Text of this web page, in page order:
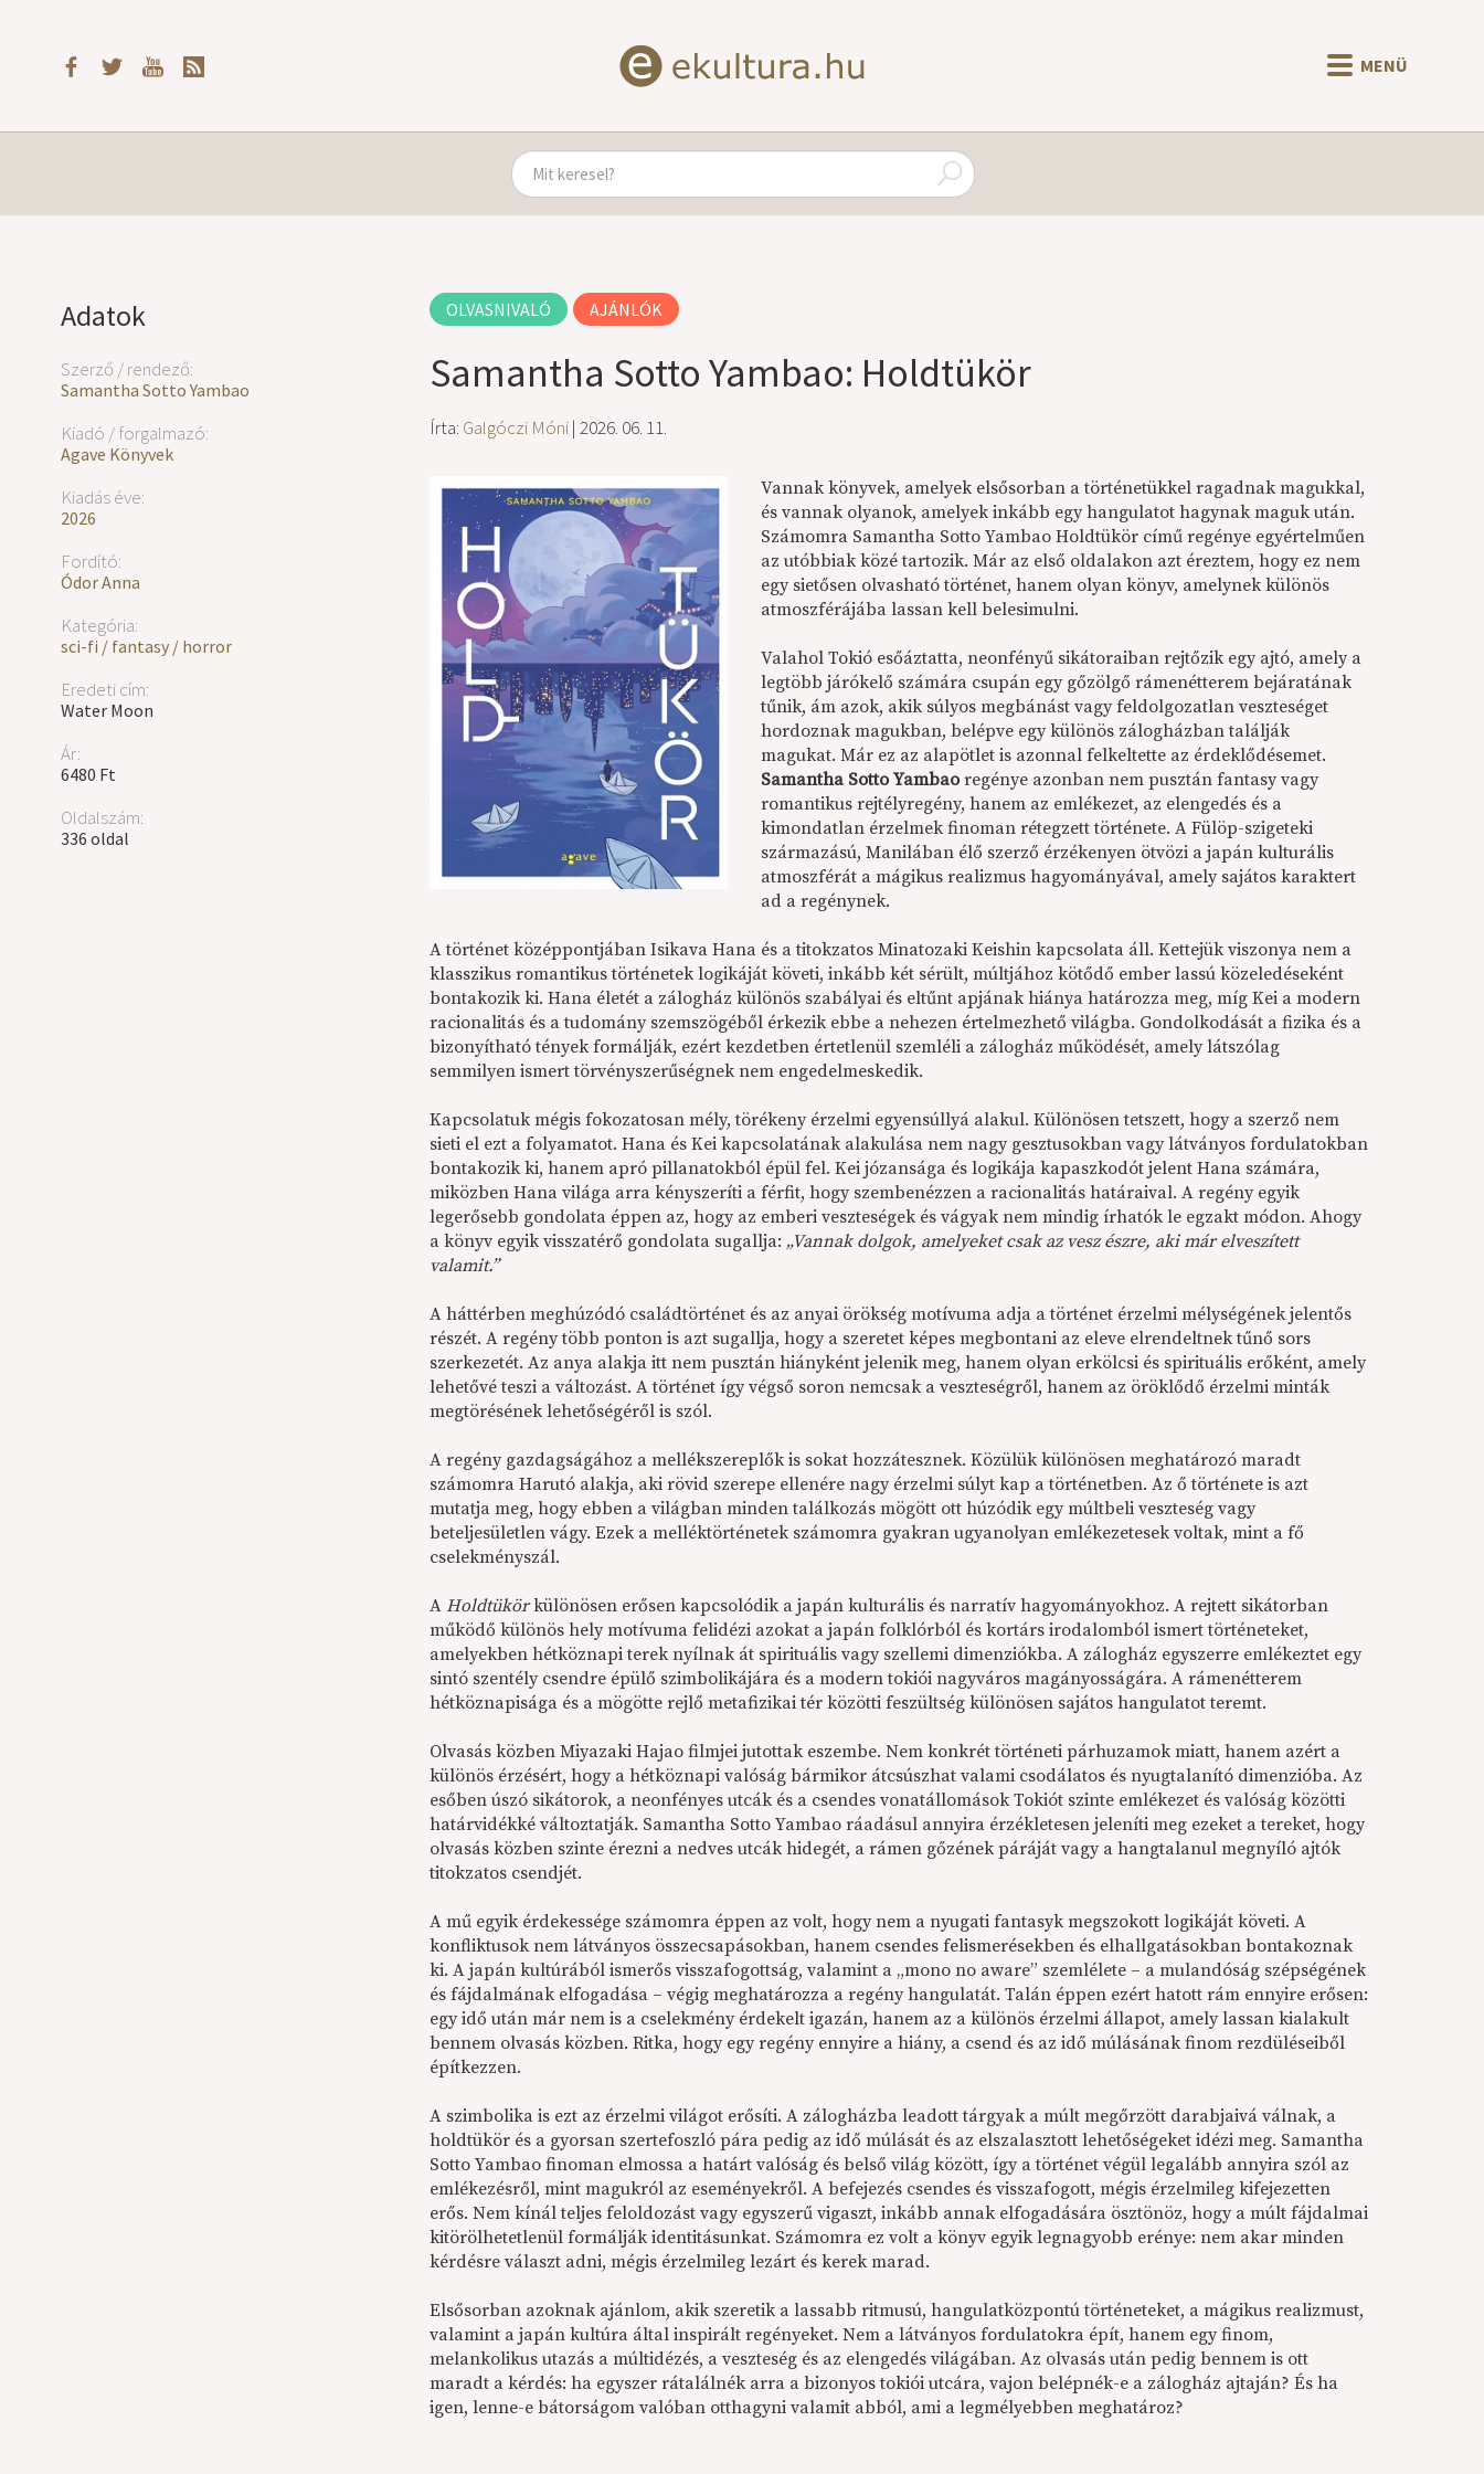
MENÜ
Adatok
Szerző / rendező:
Samantha Sotto Yambao
Kiadó / forgalmazó:
Agave Könyvek
Kiadás éve:
2026
Fordító:
Ódor Anna
Kategória:
sci-fi / fantasy / horror
Eredeti cím:
Water Moon
Ár:
6480 Ft
Oldalszám:
336 oldal
OLVASNIVALÓ AJÁNLÓK
Samantha Sotto Yambao: Holdtükör
Írta: Galgóczi Móni| 2026. 06. 11.
Vannak könyvek, amelyek elsősorban a történetükkel ragadnak magukkal,
és vannak olyanok, amelyek inkább egy hangulatot hagynak maguk után.
Számomra Samantha Sotto Yambao Holdtükör című regénye egyértelműen
az utóbbiak közé tartozik. Már az első oldalakon azt éreztem, hogy ez nem
egy sietősen olvasható történet, hanem olyan könyv, amelynek különös
atmoszférájába lassan kell belesimulni.
Valahol Tokió esőáztatta, neonfényű sikátoraiban rejtőzik egy ajtó, amely a
legtöbb járókelő számára csupán egy gőzölgő rámenétterem bejáratának
tűnik, ám azok, akik súlyos megbánást vagy feldolgozatlan veszteséget
hordoznak magukban, belépve egy különös zálogházban találják
magukat. Már ez az alapötlet is azonnal felkeltette az érdeklődésemet.
Samantha Sotto Yambaoregénye azonban nem pusztán fantasy vagy
romantikus rejtélyregény, hanem az emlékezet, az elengedés és a
kimondatlan érzelmek finoman rétegzett története. A Fülöp-szigeteki
származású, Manilában élő szerző érzékenyen ötvözi a japán kulturális
atmoszférát a mágikus realizmus hagyományával, amely sajátos karaktert
ad a regénynek.
A történet középpontjában Isikava Hana és a titokzatos Minatozaki Keishin kapcsolata áll. Kettejük viszonya nem a
klasszikus romantikus történetek logikáját követi, inkább két sérült, múltjához kötődő ember lassú közeledéseként
bontakozik ki. Hana életét a zálogház különös szabályai és eltűnt apjának hiánya határozza meg, míg Kei a modern
racionalitás és a tudomány szemszögéből érkezik ebbe a nehezen értelmezhető világba. Gondolkodását a fizika és a
bizonyítható tények formálják, ezért kezdetben értetlenül szemléli a zálogház működését, amely látszólag
semmilyen ismert törvényszerűségnek nem engedelmeskedik.
Kapcsolatuk mégis fokozatosan mély, törékeny érzelmi egyensúllyá alakul. Különösen tetszett, hogy a szerző nem
sieti el ezt a folyamatot. Hana és Kei kapcsolatának alakulása nem nagy gesztusokban vagy látványos fordulatokban
bontakozik ki, hanem apró pillanatokból épül fel. Kei józansága és logikája kapaszkodót jelent Hana számára,
miközben Hana világa arra kényszeríti a férfit, hogy szembenézzen a racionalitás határaival. A regény egyik
legerősebb gondolata éppen az, hogy az emberi veszteségek és vágyak nem mindig írhatók le egzakt módon. Ahogy
a könyv egyik visszatérő gondolata sugallja: „Vannak dolgok, amelyeket csak az vesz észre, aki már elveszített
valamit.”
A háttérben meghúzódó családtörténet és az anyai örökség motívuma adja a történet érzelmi mélységének jelentős
részét. A regény több ponton is azt sugallja, hogy a szeretet képes megbontani az eleve elrendeltnek tűnő sors
szerkezetét. Az anya alakja itt nem pusztán hiányként jelenik meg, hanem olyan erkölcsi és spirituális erőként, amely
lehetővé teszi a változást. A történet így végső soron nemcsak a veszteségről, hanem az öröklődő érzelmi minták
megtörésének lehetőségéről is szól.
A regény gazdagságához a mellékszereplők is sokat hozzátesznek. Közülük különösen meghatározó maradt
számomra Harutó alakja, aki rövid szerepe ellenére nagy érzelmi súlyt kap a történetben. Az ő története is azt
mutatja meg, hogy ebben a világban minden találkozás mögött ott húzódik egy múltbeli veszteség vagy
beteljesületlen vágy. Ezek a melléktörténetek számomra gyakran ugyanolyan emlékezetesek voltak, mint a fő
cselekményszál.
AHoldtükörkülönösen erősen kapcsolódik a japán kulturális és narratív hagyományokhoz. A rejtett sikátorban
működő különös hely motívuma felidézi azokat a japán folklórból és kortárs irodalomból ismert történeteket,
amelyekben hétköznapi terek nyílnak át spirituális vagy szellemi dimenziókba. A zálogház egyszerre emlékeztet egy
sintó szentély csendre épülő szimbolikájára és a modern tokiói nagyváros magányosságára. A rámenétterem
hétköznapisága és a mögötte rejlő metafizikai tér közötti feszültség különösen sajátos hangulatot teremt.
Olvasás közben Miyazaki Hajao filmjei jutottak eszembe. Nem konkrét történeti párhuzamok miatt, hanem azért a
különös érzésért, hogy a hétköznapi valóság bármikor átcsúszhat valami csodálatos és nyugtalanító dimenzióba. Az
esőben úszó sikátorok, a neonfényes utcák és a csendes vonatállomások Tokiót szinte emlékezet és valóság közötti
határvidékké változtatják. Samantha Sotto Yambao ráadásul annyira érzékletesen jeleníti meg ezeket a tereket, hogy
olvasás közben szinte érezni a nedves utcák hidegét, a rámen gőzének páráját vagy a hangtalanul megnyíló ajtók
titokzatos csendjét.
A mű egyik érdekessége számomra éppen az volt, hogy nem a nyugati fantasyk megszokott logikáját követi. A
konfliktusok nem látványos összecsapásokban, hanem csendes felismerésekben és elhallgatásokban bontakoznak
ki. A japán kultúrából ismerős visszafogottság, valamint a „mono no aware” szemlélete – a mulandóság szépségének
és fájdalmának elfogadása – végig meghatározza a regény hangulatát. Talán éppen ezért hatott rám ennyire erősen:
egy idő után már nem is a cselekmény érdekelt igazán, hanem az a különös érzelmi állapot, amely lassan kialakult
bennem olvasás közben. Ritka, hogy egy regény ennyire a hiány, a csend és az idő múlásának finom rezdüléseiből
építkezzen.
A szimbolika is ezt az érzelmi világot erősíti. A zálogházba leadott tárgyak a múlt megőrzött darabjaivá válnak, a
holdtükör és a gyorsan szertefoszló pára pedig az idő múlását és az elszalasztott lehetőségeket idézi meg. Samantha
Sotto Yambao finoman elmossa a határt valóság és belső világ között, így a történet végül legalább annyira szól az
emlékezésről, mint magukról az eseményekről. A befejezés csendes és visszafogott, mégis érzelmileg kifejezetten
erős. Nem kínál teljes feloldozást vagy egyszerű vigaszt, inkább annak elfogadására ösztönöz, hogy a múlt fájdalmai
kitörölhetetlenül formálják identitásunkat. Számomra ez volt a könyv egyik legnagyobb erénye: nem akar minden
kérdésre választ adni, mégis érzelmileg lezárt és kerek marad.
Elsősorban azoknak ajánlom, akik szeretik a lassabb ritmusú, hangulatközpontú történeteket, a mágikus realizmust,
valamint a japán kultúra által inspirált regényeket. Nem a látványos fordulatokra épít, hanem egy finom,
melankolikus utazás a múltidézés, a veszteség és az elengedés világában. Az olvasás után pedig bennem is ott
maradt a kérdés: ha egyszer rátalálnék arra a bizonyos tokiói utcára, vajon belépnék-e a zálogház ajtaján? És ha
igen, lenne-e bátorságom valóban otthagyni valamit abból, ami a legmélyebben meghatároz?